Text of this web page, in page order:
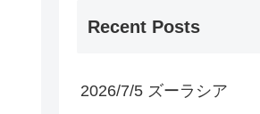
Recent Posts
2026/7/5 ズーラシア